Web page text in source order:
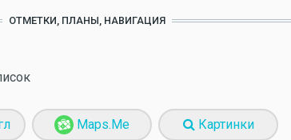
ОТМЕТКИ, ПЛАНЫ, НАВИГАЦИЯ
Maps.Me Картинки